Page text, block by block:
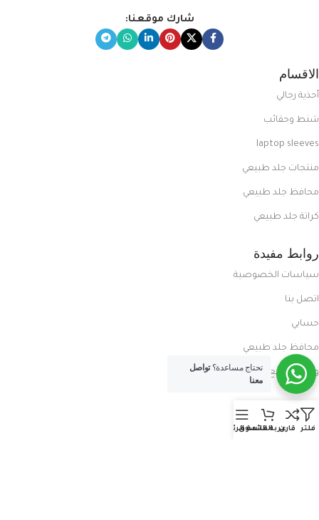
شارك موقعنا:
الاقسام
أحذية رجالي
شنط وحقائب
laptop sleeves
منتجات جلد طبيعي
محافظ جلد طبيعي
كراتة جلد طبيعي
روابط مفيدة
سياسات الخصوصية
اتصل بنا
حسابي
محافظ جلد طبيعي
ورش تصنيع شنط
روابط مفيدة
المدونة
فلتر قارنعربة التسوق
القائمة الرئيسية
تحتاج مساعدة؟تواصل
معنا